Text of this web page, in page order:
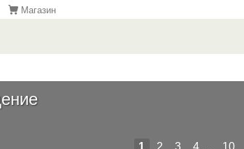
Магазин